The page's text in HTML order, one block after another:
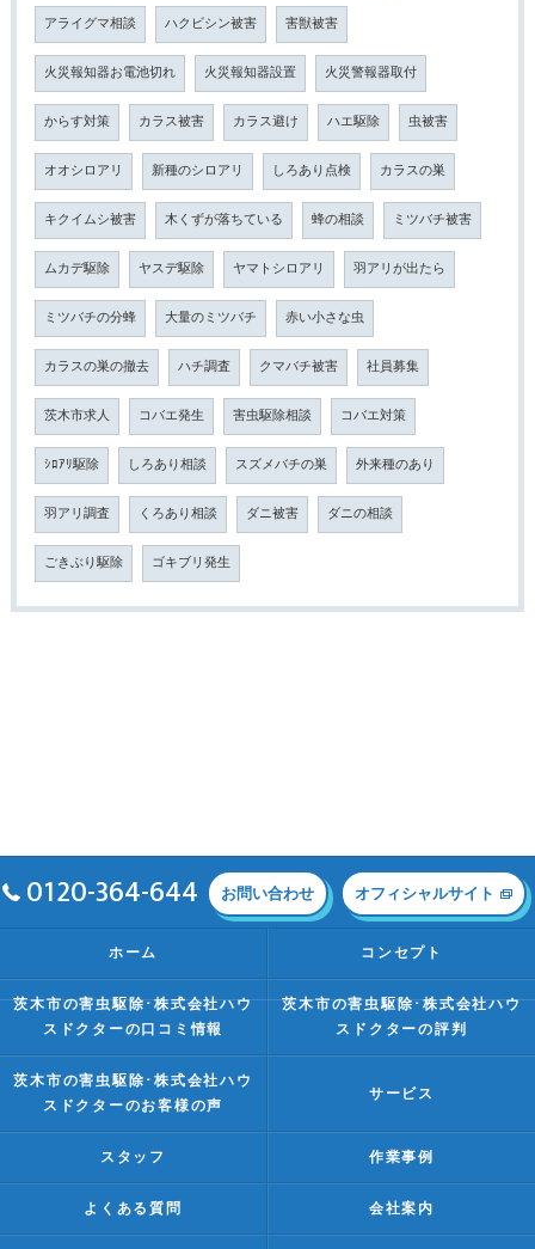
アライグマ相談 ハクビシン被害 害獣被害
火災報知器お電池切れ 火災報知器設置 火災警報器取付
からす対策 カラス被害 カラス避け ハエ駆除 虫被害
オオシロアリ 新種のシロアリ しろあり点検 カラスの巣
キクイムシ被害 木くずが落ちている 蜂の相談 ミツバチ被害
ムカデ駆除 ヤスデ駆除 ヤマトシロアリ 羽アリが出たら
ミツバチの分蜂 大量のミツバチ 赤い小さな虫
カラスの巣の撤去 ハチ調査 クマバチ被害 社員募集
茨木市求人 コバエ発生 害虫駆除相談 コバエ対策
ｼﾛｱﾘ駆除 しろあり相談 スズメバチの巣 外来種のあり
羽アリ調査 くろあり相談 ダニ被害 ダニの相談
ごきぶり駆除 ゴキブリ発生
0120-364-644 お問い合わせ オフィシャルサイト
ホーム コンセプト
茨木市の害虫駆除･株式会社ハウ
スドクターの口コミ情報
茨木市の害虫駆除･株式会社ハウ
スドクターの評判
茨木市の害虫駆除･株式会社ハウ
スドクターのお客様の声
サービス
スタッフ 作業事例
よくある質問 会社案内